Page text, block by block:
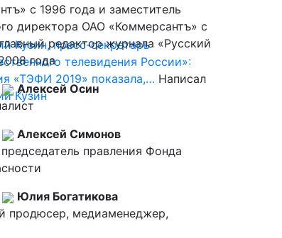
Кузин, пресс-секретарь
телевидения России»:
«ТЭФИ 2019» показала,… Написал
Кузин
с 1996 года и заместитель
директора ОАО «Коммерсантъ» с
редактор журнала «Русский
года
Алексей Осин
Алексей Симонов
председатель правления Фонда
Юлия Богатикова
продюсер, медиаменеджер,